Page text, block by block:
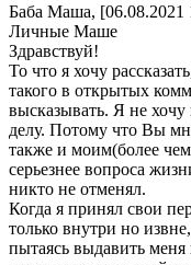
Баба Маша, [06.08.2021
Личные Маше
Здравствуй!
То что я хочу
такого в открытых
высказывать. Я не
делу. Потому что Вы
также и моим(более
серьезнее вопроса
никто не отменял.
Когда я принял свои
только внутри но
пытаясь выдавить